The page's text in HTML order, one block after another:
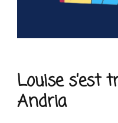
Louise s’est
Andria